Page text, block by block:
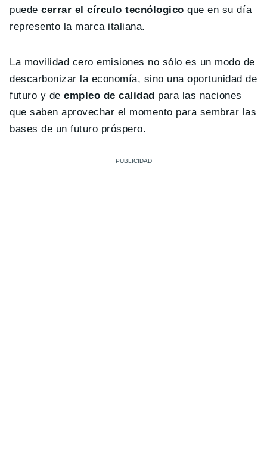
puede cerrar el círculo tecnólogico que en su día
represento la marca italiana.
La movilidad cero emisiones no sólo es un modo de
descarbonizar la economía, sino una oportunidad de
futuro y deempleo de calidad para las naciones
que saben aprovechar el momento para sembrar las
bases de un futuro próspero.